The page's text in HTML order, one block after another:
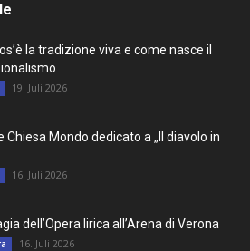
la tradizione viva e come nasce il
19. Juli 2026
Chiesa Mondo dedicato a „Il diavolo in
16. Juli 2026
dell’Opera lirica all’Arena di Verona
16. Juli 2026